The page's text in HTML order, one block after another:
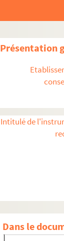
Présentation
Intitulé de
Dans le
Dossier n°
Dossier n°
Dossier n° 36
Dossier n°
Dossier n°
Dossier n° 42
Dossier n° 43
Dossier n°